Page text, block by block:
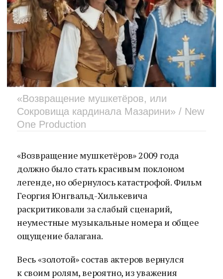
«Возвращение мушкетёров, или
Сокровища кардинала Мазарини» / New
One Production
«Возвращение мушкетёров» 2009 года
должно было стать красивым поклоном
легенде, но обернулось катастрофой. Фильм
Георгия Юнгвальд-Хилькевича
раскритиковали за слабый сценарий,
неуместные музыкальные номера и общее
ощущение балагана.
Весь «золотой» состав актеров вернулся
к своим ролям, вероятно, из уважения